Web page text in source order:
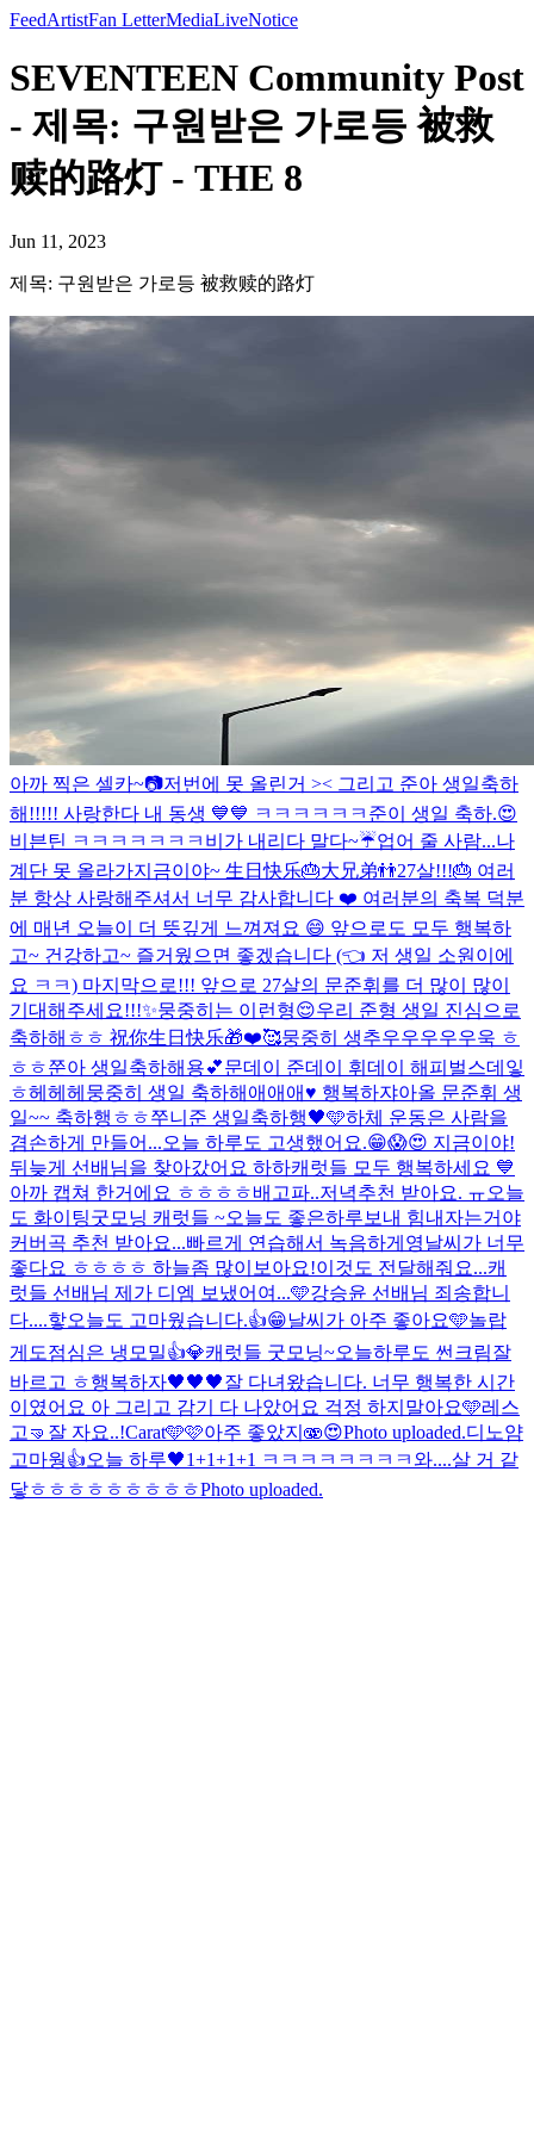
FeedArtistFan LetterMediaLiveNotice
SEVENTEEN Community Post
- 제목: 구원받은 가로등 被救
赎的路灯 - THE 8
Jun 11, 2023
제목: 구원받은 가로등 被救赎的路灯
아까 찍은 셀카~📷저번에 못 올린거 >< 그리고 준아 생일축하
해!!!!! 사랑한다 내 동생 💙💙 ㅋㅋㅋㅋㅋㅋ 준이 생일 축하.😍
비븐틴 ㅋㅋㅋㅋㅋㅋㅋ 비가 내리다 말다~☔️업어 줄 사람...나
계단 못 올라가지금이야~ 生日快乐🎂大兄弟👬27살!!!🎂 여러
분 항상 사랑해주셔서 너무 감사합니다 ❤️ 여러분의 축복 덕분
에 매년 오늘이 더 뜻깊게 느껴져요 😄 앞으로도 모두 행복하
고~ 건강하고~ 즐거웠으면 좋겠습니다 (👈 저 생일 소원이에
요 ㅋㅋ) 마지막으로!!! 앞으로 27살의 문준휘를 더 많이 많이
기대해주세요!!!✨뭉중히는 이런형😌우리 준형 생일 진심으로
축하해ㅎㅎ 祝你生日快乐🎁❤️🥰뭉중히 생추우우우우우욱 ㅎ
ㅎㅎ쭌아 생일축하해용💕문데이 준데이 휘데이 해피벌스데잏
ㅎ헤헤헤 뭉중히 생일 축하해애애애♥️ 행복하쟈아올 문준휘 생
일~~ 축하행ㅎㅎ쭈니준 생일축하행🖤🩵하체 운동은 사람을
겸손하게 만들어...오늘 하루도 고생했어요.😁😱😍 지금이야!
뒤늦게 선배님을 찾아갔어요 하하캐럿들 모두 행복하세요 💙
아까 캡쳐 한거에요 ㅎㅎㅎㅎ배고파..저녁추천 받아요. ㅠ오늘
도 화이팅굿모닝 캐럿들 ~오늘도 좋은하루보내 힘내자는거야
커버곡 추천 받아요...빠르게 연습해서 녹음하게영날씨가 너무
좋다요 ㅎㅎㅎㅎ 하늘좀 많이보아요!이것도 전달해줘요...캐
럿들 선배님 제가 디엠 보냈어여...🩵강승윤 선배님 죄송합니
다....핳오늘도 고마웠습니다.👍😁날씨가 아주 좋아요🩵놀랍
게도점심은 냉모밀👍💎캐럿들 굿모닝~오늘하루도 썬크림잘
바르고 ㅎ행복하자🖤🖤🖤잘 다녀왔습니다. 너무 행복한 시간
이였어요 아 그리고 감기 다 나았어요 걱정 하지말아요🩵레스
고🤜 잘 자요..!Carat🩵🩷아주 좋았지🫨😍Photo uploaded.디노얌
고마웡👍오늘 하루🖤1+1+1+1 ㅋㅋㅋㅋㅋㅋㅋㅋ와....살 거 같
닿ㅎㅎㅎㅎㅎㅎㅎㅎㅎPhoto uploaded.